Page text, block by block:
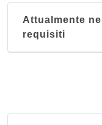
Attualmente
requisiti